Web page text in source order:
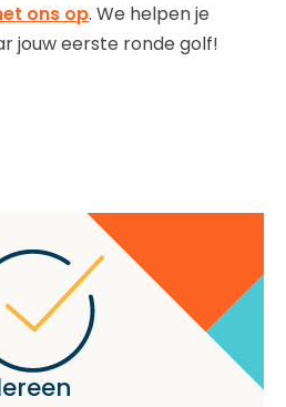
ons op. We helpen je
jouw eerste ronde golf!